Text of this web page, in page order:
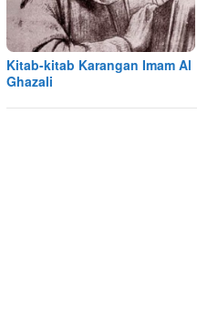
Kitab-kitab Karangan Imam Al
Ghazali